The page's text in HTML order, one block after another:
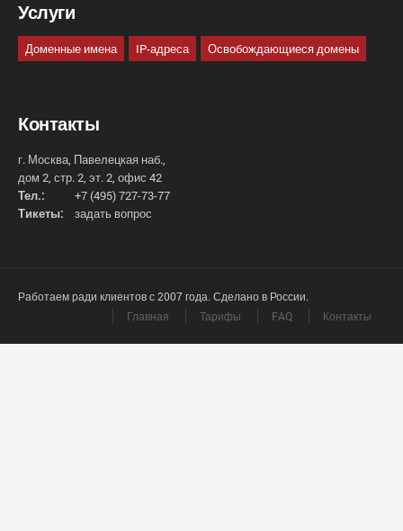
Услуги
Доменные имена IP-адреса Освобождающиеся домены
Контакты
г. Москва, Павелецкая наб.,
дом 2, стр. 2, эт. 2, офис 42
Тел.:
+7 (495) 727-73-77
Тикеты:
задать вопрос
Работаем ради клиентов с 2007 года. Сделано в России.
Главная
Тарифы FAQ Контакты